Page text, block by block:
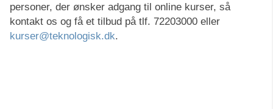
personer, der ønsker adgang til online kurser, så
kontakt os og få et tilbud på tlf. 72203000 eller
kurser@teknologisk.dk.